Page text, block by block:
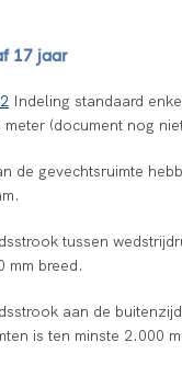
17 jaar
Indeling standaard
(document nog
de gevechtsruimte
tussen
mm breed.
aan de
is ten minste 2.000